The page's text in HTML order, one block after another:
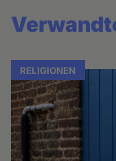
RELIGIONEN